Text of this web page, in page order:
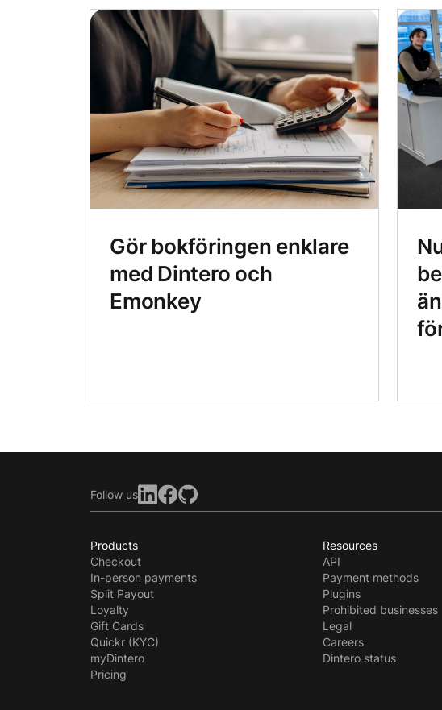
Gör bokföringen enklare
med Dintero och
Emonkey
Follow us
Products
Checkout
In-person payments
Split Payout
Loyalty
Gift Cards
Quickr (KYC)
myDintero
Pricing
Resources
API
Payment methods
Plugins
Prohibited businesses
Legal
Careers
Dintero status